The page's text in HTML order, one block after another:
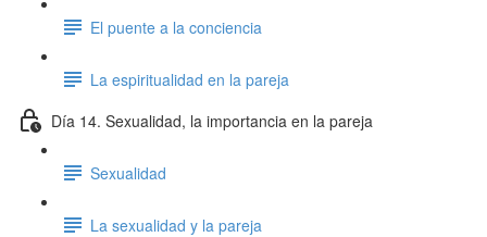
El puente a la conciencia
La espiritualidad en la pareja
Día 14. Sexualidad, la importancia en la pareja
Sexualidad
La sexualidad y la pareja